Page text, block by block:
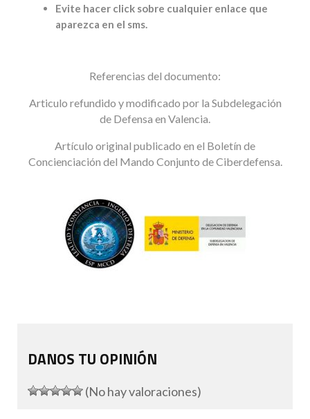
Evite hacer click sobre cualquier enlace que
aparezca en el sms.
Referencias del documento:
Articulo refundido y modificado por la Subdelegación
de Defensa en Valencia.
Artículo original publicado en el Boletín de
Concienciación del Mando Conjunto de Ciberdefensa.
DANOS TU OPINIÓN
(No hay valoraciones)